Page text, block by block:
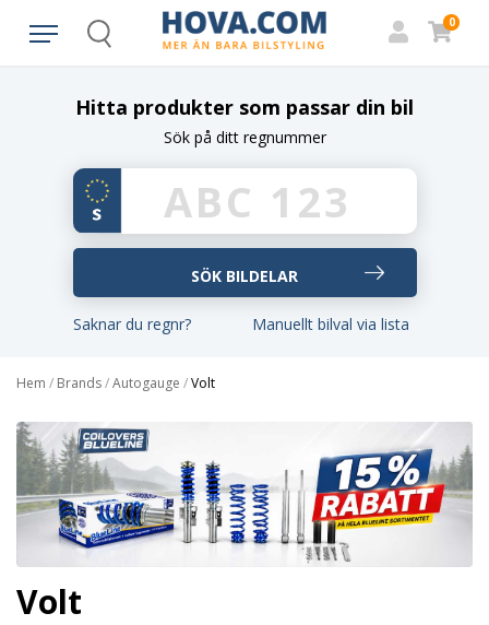
Search
0
Hitta produkter som passar din bil
Sök på ditt regnummer
Saknar du regnr? Manuellt bilval via lista
Hem / Brands/Autogauge /Volt
Volt